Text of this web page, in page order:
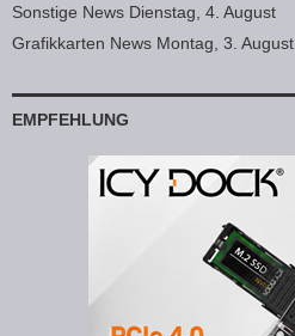
Sonstige News Dienstag, 4. August
Grafikkarten News Montag, 3. August
EMPFEHLUNG